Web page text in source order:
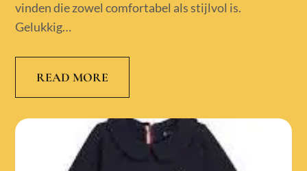
vinden die zowel comfortabel als stijlvol is.
Gelukkig…
READ MORE